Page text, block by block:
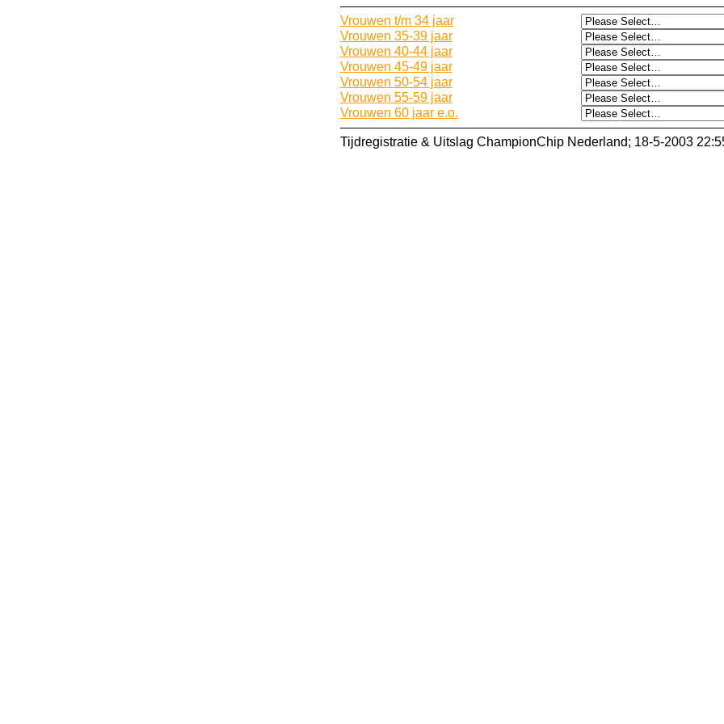
Vrouwen t/m 34 jaar
Vrouwen 35-39 jaar
Vrouwen 40-44 jaar
Vrouwen 45-49 jaar
Vrouwen 50-54 jaar
Vrouwen 55-59 jaar
Vrouwen 60 jaar e.o.
Tijdregistratie & Uitslag ChampionChip Nederland; 18-5-2003